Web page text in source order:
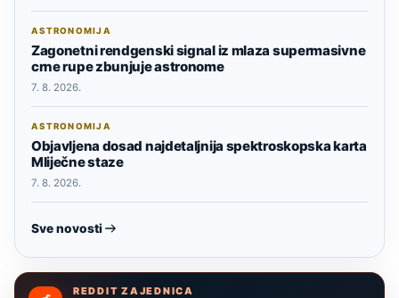
ASTRONOMIJA
Zagonetni rendgenski signal iz mlaza supermasivne
crne rupe zbunjuje astronome
7. 8. 2026.
ASTRONOMIJA
Objavljena dosad najdetaljnija spektroskopska karta
Mliječne staze
7. 8. 2026.
Sve novosti
REDDIT ZAJEDNICA